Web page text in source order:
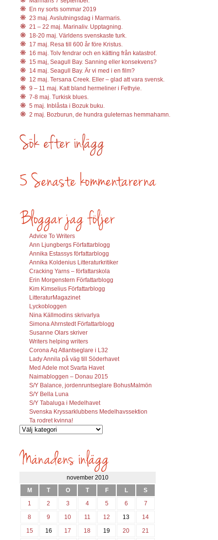
En ny sorts sommar 2019
23 maj. Avslutningsdag i Marmaris.
21 – 22 maj. Marinaliv. Upptagning.
18-20 maj. Världens svenskaste turk.
17 maj. Resa till 600 år före Kristus.
16 maj. Tolv fendrar och en kätting från katastrof.
15 maj, Seagull Bay. Sanning eller konsekvens?
14 maj. Seagull Bay. Är vi med i en film?
12 maj. Tersana Creek. Eller – glad att vara svensk.
9 – 11 maj. Katt bland hermeliner i Fethyie.
7-8 maj. Turkisk blues.
5 maj. Inblåsta i Bozuk buku.
2 maj. Bozburun, de hundra guleternas hemmahamn.
Advice To Writers
Ann Ljungbergs Författarblogg
Annika Estassys författarblogg
Annika Koldenius Litteraturkritiker
Cracking Yarns – författarskola
Erin Morgenstern Författarblogg
Kim Kimselius Författarblogg
LitteraturMagazinet
Lyckobloggen
Nina Källmodins skrivarlya
Simona Ahrnstedt Författarblogg
Susanne Olars skriver
Writers helping writers
Corona Aq Atlantseglare i L32
Lady Annila på väg till Söderhavet
Med Adele mot Svarta Havet
Naimabloggen – Donau 2015
S/Y Balance, jordenruntseglare BohusMalmön
S/Y Bella Luna
S/Y Tabaluga i Medelhavet
Svenska Kryssarklubbens Medelhavssektion
Ta rodret kvinna!
Vilka
söks?
november 2010
M
T O T F L
S
1
2 3 4 5 6
7
8
9 10 11 12 13
14
15
16 17 18 19 20
21